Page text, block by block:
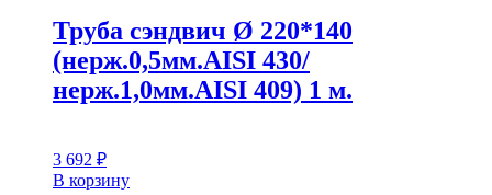
Труба сэндвич Ø 220*140
(нерж.0,5мм.AISI 430/
нерж.1,0мм.AISI 409) 1 м.
3 692 ₽
В корзину